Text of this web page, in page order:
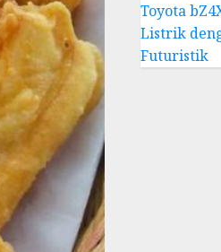
Toyota
Listrik
Futuristik